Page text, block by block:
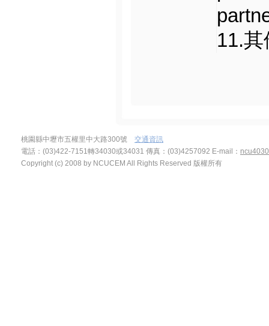
11.
桃園縣中壢市五權里中大路300號 交通資訊
電話：(03)422-7151轉34030或34031 傳真：(03)4257092 E-mail：
Copyright (c) 2008 by NCUCEM All Rights Reserved 版權所有